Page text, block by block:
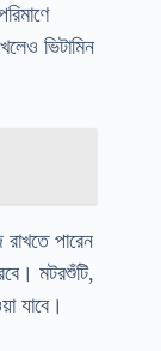
ভিটামিন
পারেন
মটরশুঁটি,
যাবে।